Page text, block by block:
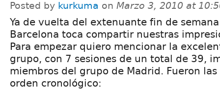
Posted by kurkuma on Marzo 3, 2010 at
Ya de vuelta del extenuante fin de
Barcelona toca compartir nuestras
Para empezar quiero mencionar la
grupo, con 7 sesiones de un total de 39,
miembros del grupo de Madrid. Fueron
orden cronológico: